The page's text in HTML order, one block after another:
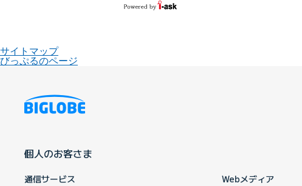
サイトマップ
びっぷるのページ
個人のお客さま
通信サービス
Webメディア